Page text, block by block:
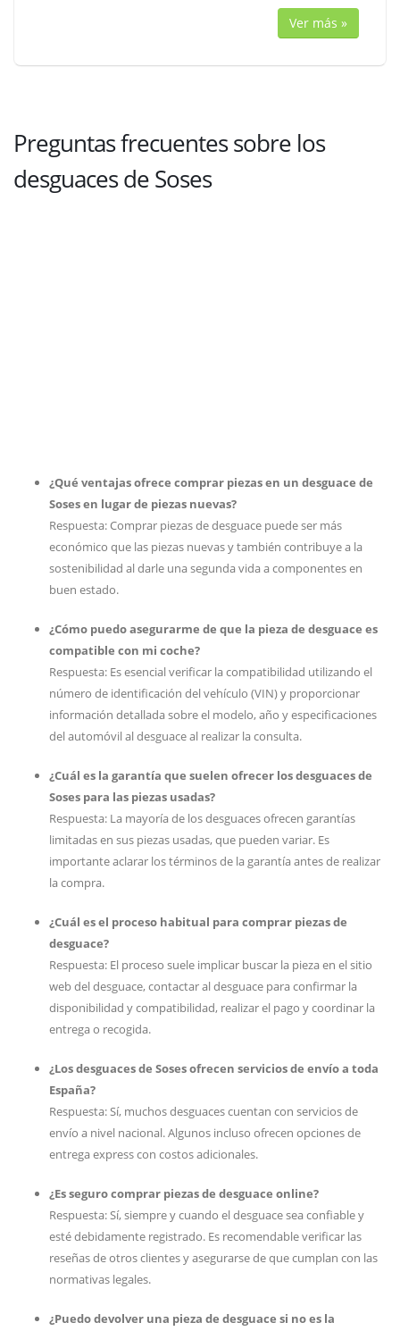
Ver más »
Preguntas frecuentes sobre los
desguaces de Soses
¿Qué ventajas ofrece comprar piezas en un desguace de
Soses en lugar de piezas nuevas?
Respuesta: Comprar piezas de desguace puede ser más
económico que las piezas nuevas y también contribuye a la
sostenibilidad al darle una segunda vida a componentes en
buen estado.
¿Cómo puedo asegurarme de que la pieza de desguace es
compatible con mi coche?
Respuesta: Es esencial verificar la compatibilidad utilizando el
número de identificación del vehículo (VIN) y proporcionar
información detallada sobre el modelo, año y especificaciones
del automóvil al desguace al realizar la consulta.
¿Cuál es la garantía que suelen ofrecer los desguaces de
Soses para las piezas usadas?
Respuesta: La mayoría de los desguaces ofrecen garantías
limitadas en sus piezas usadas, que pueden variar. Es
importante aclarar los términos de la garantía antes de realizar
la compra.
¿Cuál es el proceso habitual para comprar piezas de
desguace?
Respuesta: El proceso suele implicar buscar la pieza en el sitio
web del desguace, contactar al desguace para confirmar la
disponibilidad y compatibilidad, realizar el pago y coordinar la
entrega o recogida.
¿Los desguaces de Soses ofrecen servicios de envío a toda
España?
Respuesta: Sí, muchos desguaces cuentan con servicios de
envío a nivel nacional. Algunos incluso ofrecen opciones de
entrega express con costos adicionales.
¿Es seguro comprar piezas de desguace online?
Respuesta: Sí, siempre y cuando el desguace sea confiable y
esté debidamente registrado. Es recomendable verificar las
reseñas de otros clientes y asegurarse de que cumplan con las
normativas legales.
¿Puedo devolver una pieza de desguace si no es la